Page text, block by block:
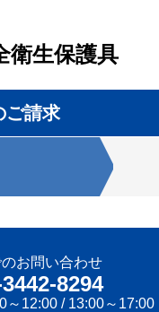
衛生保護具
ご請求
お問い合わせ
8294
～12:00 / 13:00～17:00